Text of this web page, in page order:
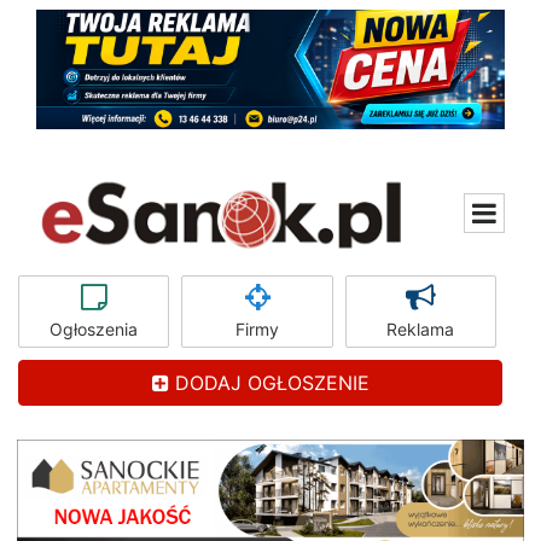
Ogłoszenia Firmy Reklama
DODAJ OGŁOSZENIE